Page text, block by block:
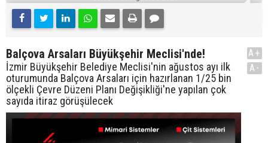
Balçova Arsaları Büyükşehir Meclisi'nde!
İzmir Büyükşehir Belediye Meclisi'nin ağustos ayı ilk
oturumunda Balçova Arsaları için hazırlanan 1/25 bin
ölçekli Çevre Düzeni Planı Değişikliği'ne yapılan çok
sayıda itiraz görüşülecek
A+
A-